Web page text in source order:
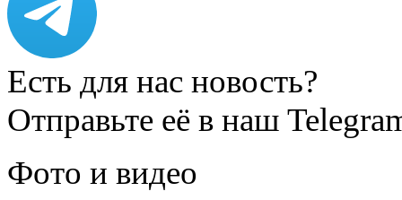
Есть для нас новость?
Отправьте её в наш
Фото и видео